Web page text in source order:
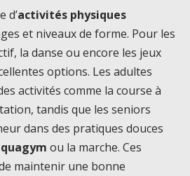
d’activités physiques
et niveaux de forme. Pour les
la danse ou encore les jeux
options. Les adultes
activités comme la course à
tandis que les seniors
dans des pratiques douces
ou la marche. Ces
maintenir une bonne